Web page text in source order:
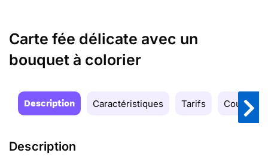
Carte fée délicate avec un
bouquet à colorier
Description Caractéristiques Tarifs Couleurs
Description